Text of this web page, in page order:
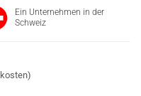
Ein Unternehmen in der
Schweiz